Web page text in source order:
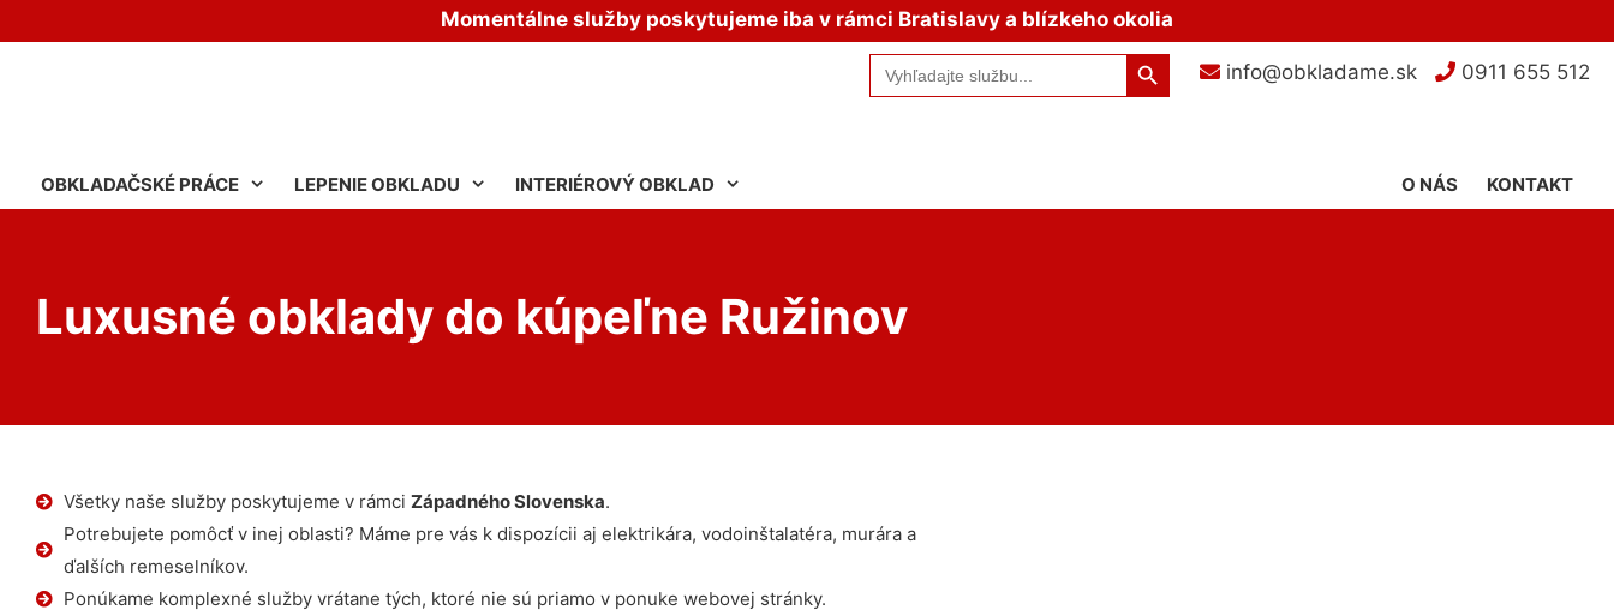
Momentálne služby poskytujeme iba v rámci Bratislavy a blízkeho okolia
info@obkladame.sk 0911 655 512
Search
for:
Search Button
OBKLADAČSKÉ PRÁCE LEPENIE OBKLADU INTERIÉROVÝ OBKLAD KONTAKT
O NÁS
Luxusné obklady do kúpeľne Ružinov
Všetky naše služby poskytujeme v rámci Západného Slovenska.
Potrebujete pomôcť v inej oblasti? Máme pre vás k dispozícii aj elektrikára, vodoinštalatéra, murára a
ďalších remeselníkov.
Ponúkame komplexné služby vrátane tých, ktoré nie sú priamo v ponuke webovej stránky.